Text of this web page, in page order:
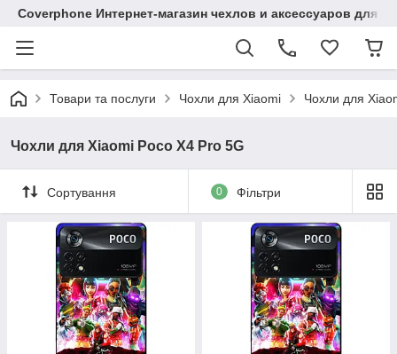
Coverphone Интернет-магазин чехлов и аксессуаров для
Товари та послуги Чохли для Xiaomi Чохли для
Чохли для Xiaomi Poco X4 Pro 5G
Сортування 0 Фільтри